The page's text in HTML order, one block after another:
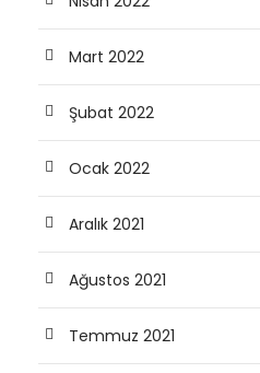
Mart 2022
Şubat 2022
Ocak 2022
Aralık 2021
Ağustos 2021
Temmuz 2021